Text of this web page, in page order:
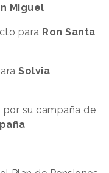
Miguel
para Ron Santa
Solvia
, por su campaña de